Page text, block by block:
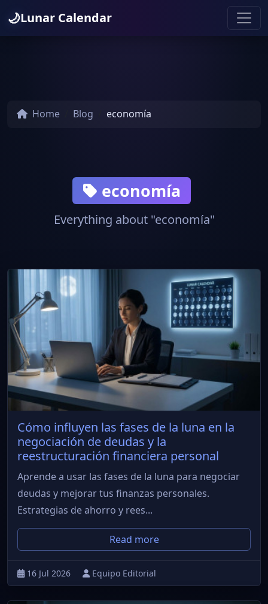
🌙Lunar Calendar
Home Blog economía
economía
Everything about "economía"
Cómo influyen las fases de la luna en la
negociación de deudas y la
reestructuración financiera personal
Aprende a usar las fases de la luna para negociar
deudas y mejorar tus finanzas personales.
Estrategias de ahorro y rees...
Read more
16 Jul 2026 Equipo Editorial